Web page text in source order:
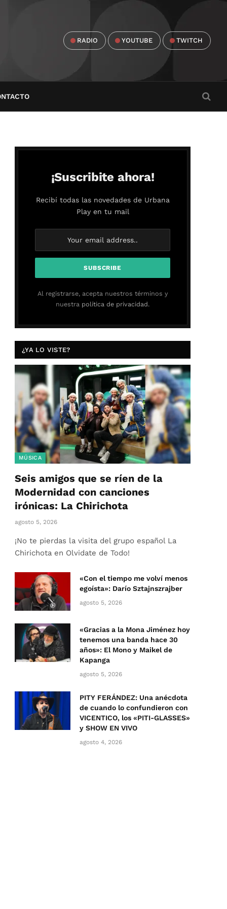
RADIO YOUTUBE TWITCH
¡Suscribite ahora!
Recibí todas las novedades de Urbana
Play en tu mail
Al registrarse, acepta nuestros términos y
nuestra política de privacidad.
¿YA LO VISTE?
MÚSICA
Seis amigos que se ríen de la
Modernidad con canciones
irónicas: La Chirichota
agosto 5, 2026
¡No te pierdas la visita del grupo español La
Chirichota en Olvidate de Todo!
«Con el tiempo me volví menos
egoísta»: Darío Sztajnszrajber
agosto 5, 2026
«Gracias a la Mona Jiménez hoy
tenemos una banda hace 30
años»: El Mono y Maikel de
Kapanga
agosto 5, 2026
PITY FERÁNDEZ: Una anécdota
de cuando lo confundieron con
VICENTICO, los «PITI-GLASSES»
y SHOW EN VIVO
agosto 4, 2026